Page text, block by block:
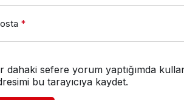
*
dahaki sefere yorum yaptığımda
bu tarayıcıya kaydet.